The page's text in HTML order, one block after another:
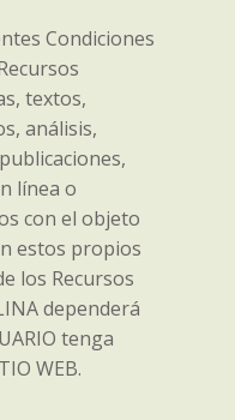
Condiciones
textos,
análisis,
línea o
con el objeto
estos propios
los Recursos
dependerá
tenga
WEB.